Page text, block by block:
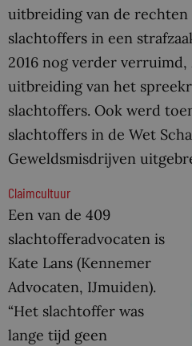
uitbreiding van de rechten
slachtoffers in een
2016 nog verder verruimd,
uitbreiding van het
slachtoffers. Ook werd
slachtoffers in de Wet
Geweldsmisdrijven
Claimcultuur
Een van de 409
slachtofferadvocaten is
Kate Lans (Kennemer
Advocaten, IJmuiden).
“Het slachtoffer was
lange tijd geen